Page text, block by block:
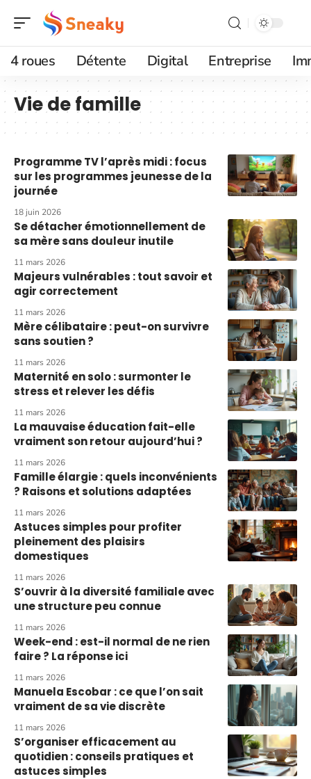
4 roues Détente Digital Entreprise
Vie de famille
Programme TV l’après midi : focus
sur les programmes jeunesse de la
journée
18 juin 2026
Se détacher émotionnellement de
sa mère sans douleur inutile
11 mars 2026
Majeurs vulnérables : tout savoir et
agir correctement
11 mars 2026
Mère célibataire : peut-on survivre
sans soutien ?
11 mars 2026
Maternité en solo : surmonter le
stress et relever les défis
11 mars 2026
La mauvaise éducation fait-elle
vraiment son retour aujourd’hui ?
11 mars 2026
Famille élargie : quels inconvénients
? Raisons et solutions adaptées
11 mars 2026
Astuces simples pour profiter
pleinement des plaisirs
domestiques
11 mars 2026
S’ouvrir à la diversité familiale avec
une structure peu connue
11 mars 2026
Week-end : est-il normal de ne rien
faire ? La réponse ici
11 mars 2026
Manuela Escobar : ce que l’on sait
vraiment de sa vie discrète
11 mars 2026
S’organiser efficacement au
quotidien : conseils pratiques et
astuces simples